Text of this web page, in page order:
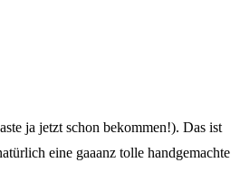
ja jetzt schon bekommen!). Das ist
eine gaaanz tolle handgemachte